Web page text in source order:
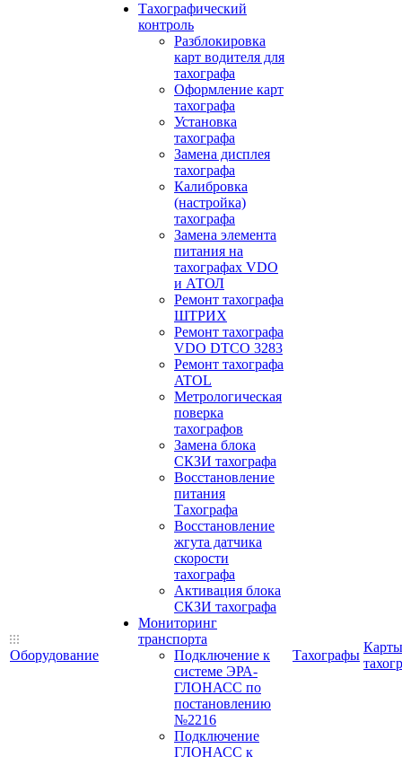
Оборудование
Тахографический
контроль
Разблокировка
карт водителя для
тахографа
Оформление карт
тахографа
Установка
тахографа
Замена дисплея
тахографа
Калибровка
(настройка)
тахографа
Замена элемента
питания на
тахографах VDO
и АТОЛ
Ремонт тахографа
ШТРИХ
Ремонт тахографа
VDO DTCO 3283
Ремонт тахографа
ATOL
Метрологическая
поверка
тахографов
Замена блока
СКЗИ тахографа
Восстановление
питания
Тахографа
Восстановление
жгута датчика
скорости
тахографа
Активация блока
СКЗИ тахографа
Мониторинг
транспорта
Подключение к
системе ЭРА-
ГЛОНАСС по
постановлению
№2216
Подключение
ГЛОНАСС к
Тахографы
Карты